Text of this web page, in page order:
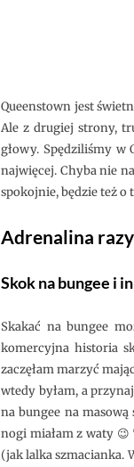
Queenstown jest
Ale z drugiej strony,
głowy. Spędziliśmy w
najwięcej. Chyba nie
spokojnie, będzie też
Adrenalina
Skok na bungee i
Skakać na bungee
komercyjna historia
zaczęłam marzyć
wtedy byłam, a
na bungee na
nogi miałam z waty
(jak lalka szmacianka.